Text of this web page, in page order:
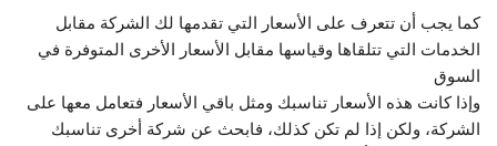
كما يجب أن تتعرف على الأسعار التي تقدمها لك الشركة مقابل
الخدمات التي تتلقاها وقياسها مقابل الأسعار الأخرى المتوفرة في
السوق
وإذا كانت هذه الأسعار تناسبك ومثل باقي الأسعار فتعامل معها على
الشركة، ولكن إذا لم تكن كذلك، فابحث عن شركة أخرى تناسبك